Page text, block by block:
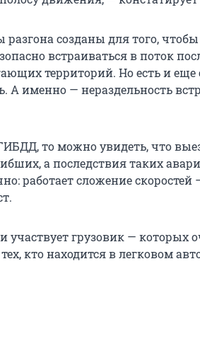
созданы для того,
встраиваться в поток
территорий. Но есть и еще
А именно — нераздельность
то можно увидеть, что
а последствия таких
работает сложение скоростей
участвует грузовик — которых
кто находится в легковом